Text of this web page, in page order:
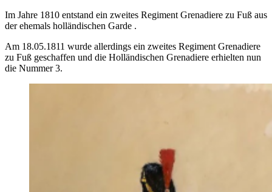
Im Jahre 1810 entstand ein zweites Regiment Grenadiere zu Fuß aus
der ehemals holländischen Garde .
Am 18.05.1811 wurde allerdings ein zweites Regiment Grenadiere
zu Fuß geschaffen und die Holländischen Grenadiere erhielten nun
die Nummer 3.